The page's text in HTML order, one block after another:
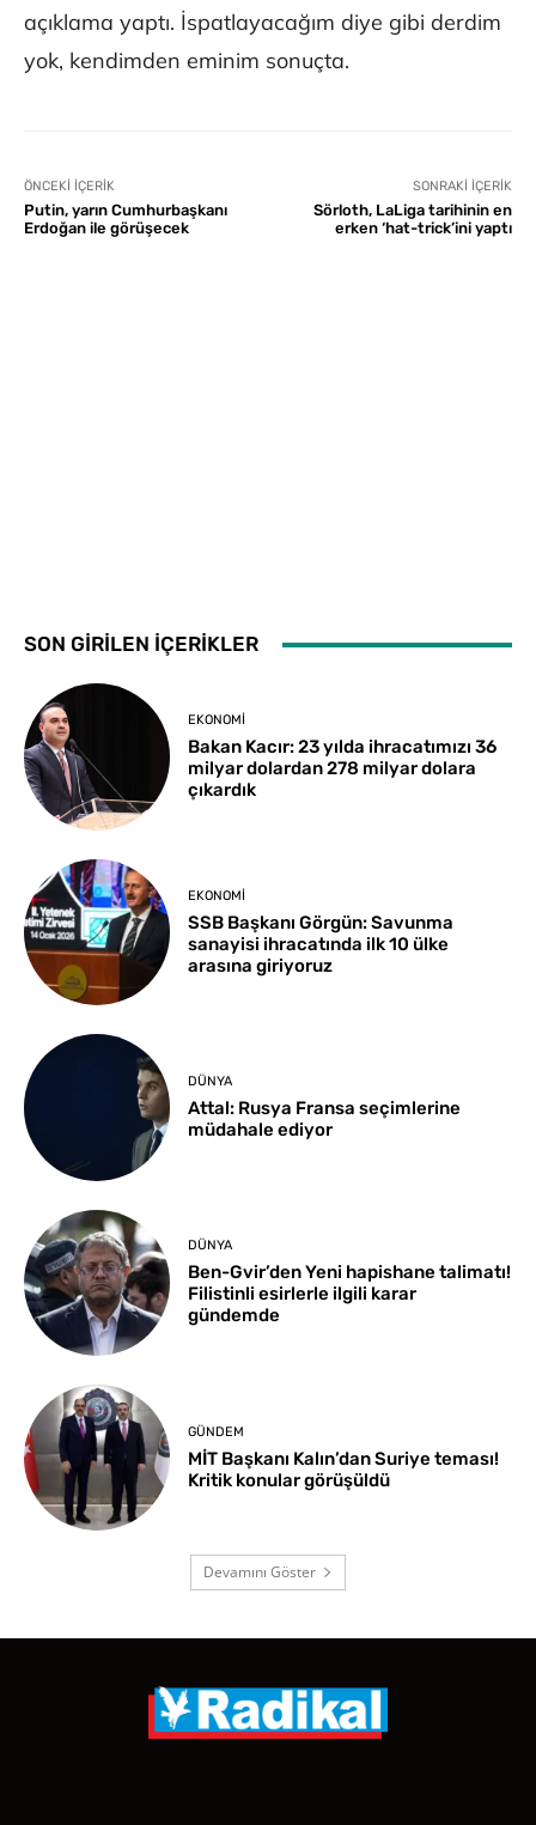
açıklama yaptı. İspatlayacağım diye gibi derdim
yok, kendimden eminim sonuçta.
ÖNCEKI İÇERIK
Putin, yarın Cumhurbaşkanı
Erdoğan ile görüşecek
SONRAKI İÇERIK
Sörloth, LaLiga tarihinin en
erken ‘hat-trick’ini yaptı
SON GİRİLEN İÇERİKLER
EKONOMI
Bakan Kacır: 23 yılda ihracatımızı 36
milyar dolardan 278 milyar dolara
çıkardık
EKONOMI
SSB Başkanı Görgün: Savunma
sanayisi ihracatında ilk 10 ülke
arasına giriyoruz
DÜNYA
Attal: Rusya Fransa seçimlerine
müdahale ediyor
DÜNYA
Ben-Gvir’den Yeni hapishane talimatı!
Filistinli esirlerle ilgili karar
gündemde
GÜNDEM
MİT Başkanı Kalın’dan Suriye teması!
Kritik konular görüşüldü
Devamını Göster